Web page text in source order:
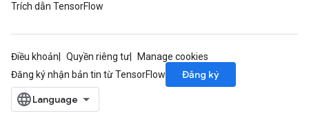
Trích dẫn TensorFlow
Điều khoản Quyền riêng tư
Manage cookies
Đăng ký nhận bản tin từ TensorFlow
Đăng ký